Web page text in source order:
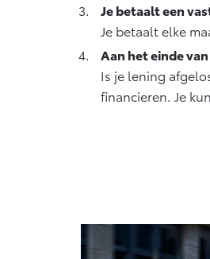
Je betaalt een
Je betaalt elke
Aan het einde
Is je lening
financieren. Je